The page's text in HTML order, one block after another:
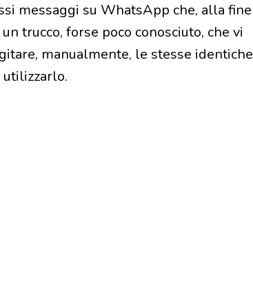
messaggi su WhatsApp che, alla fine
trucco, forse poco conosciuto, che vi
manualmente, le stesse identiche
utilizzarlo.